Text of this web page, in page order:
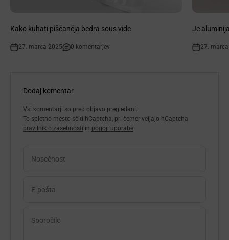
Kako kuhati piščančja bedra sous vide
27. marca 2025 0 komentarjev
Je
27.
Dodaj komentar
Vsi komentarji so pred objavo pregledani.
To spletno mesto ščiti hCaptcha, pri čemer veljajo hCaptcha
pravilnik o zasebnosti in pogoji uporabe.
Nosečnost
E-pošta
Sporočilo